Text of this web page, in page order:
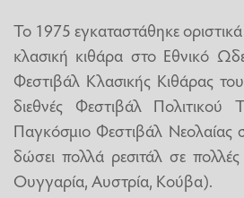
Το 1975 εγκαταστάθηκε
κλασική κιθάρα στο Εθνικό
Φεστιβάλ Κλασικής Κιθάρας
διεθνές Φεστιβάλ
Παγκόσμιο Φεστιβάλ Νεολαίας
δώσει πολλά ρεσιτάλ σε
Ουγγαρία, Αυστρία, Κούβα).